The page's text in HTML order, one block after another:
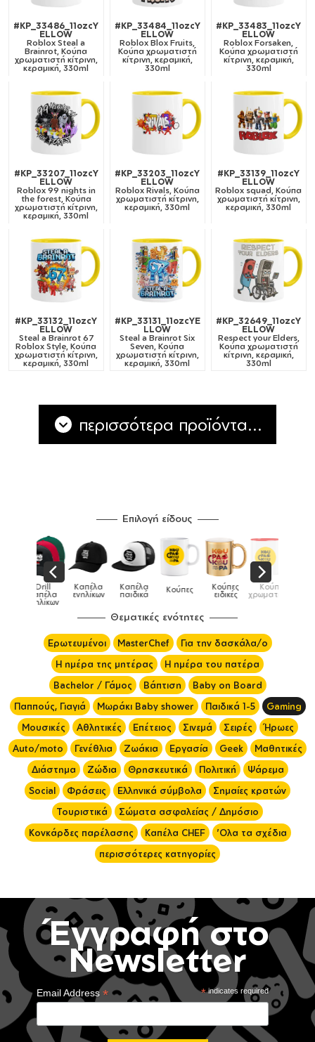
#KP_33486_11ozcY
ELLOW
Roblox Steal a
Brainrot, Κούπα
χρωματιστή κίτρινη,
κεραμική, 330ml
#KP_33484_11ozcY
ELLOW
Roblox Blox Fruits,
Κούπα χρωματιστή
κίτρινη, κεραμική,
330ml
#KP_33483_11ozcY
ELLOW
Roblox Forsaken,
Κούπα χρωματιστή
κίτρινη, κεραμική,
330ml
#KP_33207_11ozcY
ELLOW
Roblox 99 nights in
the forest, Κούπα
χρωματιστή κίτρινη,
κεραμική, 330ml
#KP_33203_11ozcY
ELLOW
Roblox Rivals, Κούπα
χρωματιστή κίτρινη,
κεραμική, 330ml
#KP_33139_11ozcY
ELLOW
Roblox squad, Κούπα
χρωματιστή κίτρινη,
κεραμική, 330ml
#KP_33132_11ozcY
ELLOW
Steal a Brainrot 67
Roblox Style, Κούπα
χρωματιστή κίτρινη,
κεραμική, 330ml
#KP_33131_11ozcYE
LLOW
Steal a Brainrot Six
Seven, Κούπα
χρωματιστή κίτρινη,
κεραμική, 330ml
#KP_32649_11ozcY
ELLOW
Respect your Elders,
Κούπα χρωματιστή
κίτρινη, κεραμική,
330ml
περισσότερα προϊόντα...
Επιλογή είδους
Κούπες Κούπες
ειδικές
Κούπες
χρωματιστές
Κούπες
μεταλλικές
Δοχεία
φαγητού Τσάντες
Θεματικές ενότητες
Ερωτευμένοι MasterChef
Για την δασκάλα/ο
Η ημέρα της μητέρας
Η ημέρα του πατέρα
Bachelor / Γάμος
Βάπτιση
Baby on Board
Παππούς, Γιαγιά
Μωράκι Baby shower Παιδικά 1-5
Gaming
Μουσικές
Αθλητικές Επέτειος Σινεμά Σειρές
Ήρωες
Auto/moto
Γενέθλια Ζωάκια Εργασία Geek
Μαθητικές
Διάστημα
Ζώδια Θρησκευτικά Πολιτική
Ψάρεμα
Social
Φράσεις Ελληνικά σύμβολα
Σημαίες κρατών
Τουριστικά
Σώματα ασφαλείας / Δημόσιο
Κονκάρδες παρέλασης
Καπέλα CHEF
'Ολα τα σχέδια
περισσότερες κατηγορίες
Έγγραφή στο
Newsletter
*indicates required
Email Address*